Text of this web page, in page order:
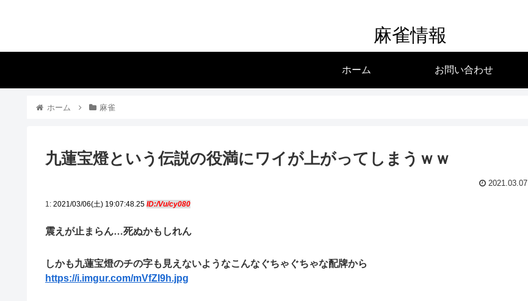
麻雀情報
ホーム お問い合わせ
ホーム 麻雀
九蓮宝燈という伝説の役満にワイが上がってしまうｗｗ
2021.03.07
1: 2021/03/06(土) 19:07:48.25 ID:/Vu/cy080
震えが止まらん…死ぬかもしれん
しかも九蓮宝燈のチの字も見えないようなこんなぐちゃぐちゃな配牌から
https://i.imgur.com/mVfZI9h.jpg